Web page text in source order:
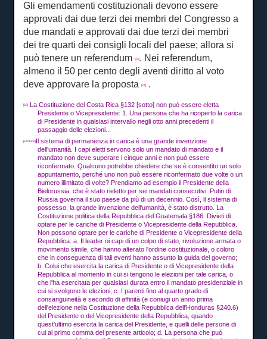
Gli emendamenti costituzionali devono essere
approvati dai due terzi dei membri del Congresso a
due mandati e approvati dai due terzi dei membri
dei tre quarti dei consigli locali del paese;allora si
può tenere un referendum[23] . Nei referendum,
almeno il 50 per cento degli aventi diritto al voto
deve approvare la proposta[24] .
[20]
La Costituzione del Costa Rica §132 [sotto] non può essere eletta
Presidente o Vicepresidente: 1. Una persona che ha ricoperto la carica
di Presidente in qualsiasi intervallo negli otto anni precedenti il ​​
passaggio delle elezioni...
[ventuno] Il sistema di permanenza in carica è una grande invenzione
dell'umanità. I capi eletti servono solo un mandato di mandato e il
mandato non deve superare i cinque anni e non può essere
riconfermato.Qualcuno potrebbe chiedere che se è consentito un solo
appuntamento, perché uno non può essere riconfermato due volte o un
numero illimitato di volte?Prendiamo ad esempio il Presidente della
Bielorussia, che è stato rieletto per sei mandati consecutivi.Putin di
Russia governa il suo paese da più di un decennio.Così, il sistema di
possesso, la grande invenzione dell'umanità, è stato distrutto.La
Costituzione politica della Repubblica del Guatemala §186: Divieti di
optare per le cariche di Presidente o Vicepresidente della Repubblica.
Non possono optare per le cariche di Presidente o Vicepresidente della
Repubblica: a. Il leader oi capi di un colpo di stato,rivoluzione armata o
movimento simile, che hanno alterato l'ordine costituzionale, o coloro
che in conseguenza di tali eventi hanno assunto la guida del governo;
b.Colui che esercita la carica di Presidente o di Vicepresidente della
Repubblica al momento in cui si tengono le elezioni per tale carica, o
che l'ha esercitata per qualsiasi durata entro il mandato presidenziale in
cui si svolgono le elezioni;c. I parenti fino al quarto grado di
consanguineità e secondo di affinità (e coniugi un anno prima
dell'elezione nella Costituzione della Repubblica dell'Honduras §240.6)
del Presidente o del Vicepresidente della Repubblica, quando
quest'ultimo esercita la carica del Presidente, e quelli delle persone di
cui al primo comma del presente articolo;d.La persona che può